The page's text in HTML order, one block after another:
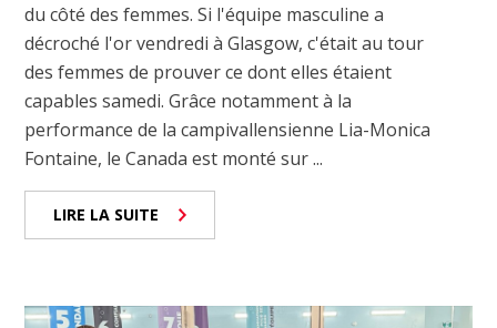
du côté des femmes. Si l'équipe masculine a
décroché l'or vendredi à Glasgow, c'était au tour
des femmes de prouver ce dont elles étaient
capables samedi. Grâce notamment à la
performance de la campivallensienne Lia-Monica
Fontaine, le Canada est monté sur ...
LIRE LA SUITE